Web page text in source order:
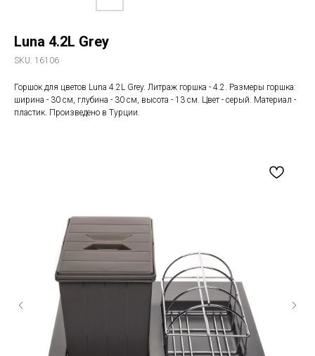
Luna 4.2L Grey
SKU: 16106
Горшок для цветов Luna 4.2L Grey. Литраж горшка - 4.2. Размеры горшка:
ширина - 30 см, глубина - 30 см, высота - 13 см. Цвет - серый. Материал -
пластик. Произведено в Турции.